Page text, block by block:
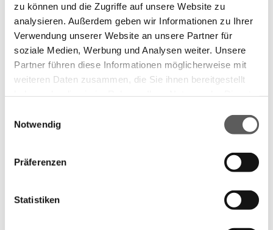
zu können und die Zugriffe auf unsere Website zu
analysieren. Außerdem geben wir Informationen zu Ihrer
Verwendung unserer Website an unsere Partner für
soziale Medien, Werbung und Analysen weiter. Unsere
Partner führen diese Informationen möglicherweise mit
weiteren Daten zusammen, die Sie ihnen bereitgestellt
Notwendig
Präferenzen
Statistiken
Winter mit einer individuellen Planung, die genau
auf Ihre Bedürfnisse, Wünsche und räumlichen
Gegebenheiten abgestimmt ist. Wir nehmen uns
Zeit, Ihre Vorstellungen zu verstehen und beraten
Sie persönlich zu Layout, Materialien, Farben und
Schritt für Schritt zur Traumküche
Wünsche, nehmen Naturmaße und prüfen die